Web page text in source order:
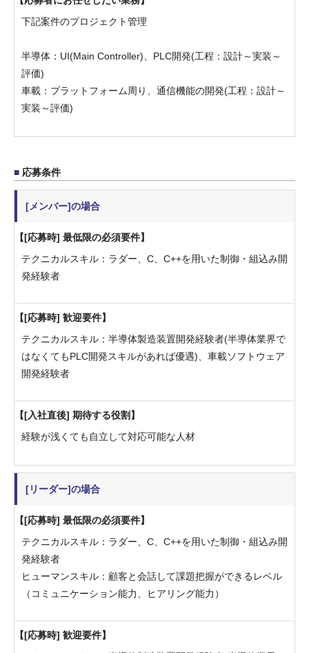
下記案件のプロジェクト管理
半導体：UI(Main Controller)、PLC開発(工程：設計～実装～
評価)
車載：プラットフォーム周り、通信機能の開発(工程：設計～
実装～評価)
応募条件
[メンバー]の場合
[応募時] 最低限の必須要件
テクニカルスキル：ラダー、C、C++を用いた制御・組込み開
発経験者
[応募時] 歓迎要件
テクニカルスキル：半導体製造装置開発経験者(半導体業界で
はなくてもPLC開発スキルがあれば優遇)、車載ソフトウェア
開発経験者
[入社直後] 期待する役割
経験が浅くても自立して対応可能な人材
[リーダー]の場合
[応募時] 最低限の必須要件
テクニカルスキル：ラダー、C、C++を用いた制御・組込み開
発経験者
ヒューマンスキル：顧客と会話して課題把握ができるレベル
（コミュニケーション能力、ヒアリング能力）
[応募時] 歓迎要件